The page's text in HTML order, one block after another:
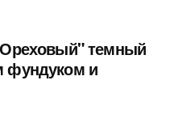
темный
фундуком и